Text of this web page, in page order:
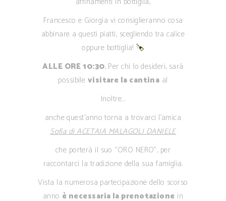
Francesco e Giorgia vi consiglieranno cosa
abbinare a questi piatti, scegliendo tra calice
oppure bottiglia!
ALLE ORE 10:30, Per chi lo desideri, sarà
possibile visitare la cantina al
Inoltre….
anche quest’anno torna a trovarci l’amica
Sofia di ACETAIA MALAGOLI DANIELE
che porterà il suo “ORO NERO”, per
raccontarci la tradizione della sua famiglia.
Vista la numerosa partecipazione dello scorso
anno è necessaria la prenotazione in